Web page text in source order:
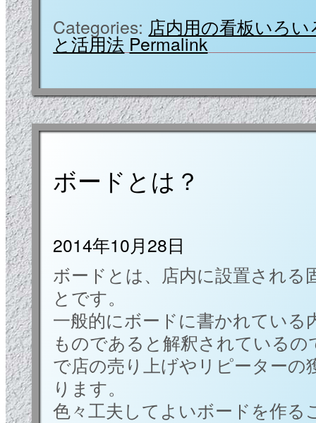
Categories: 店内用の看板いろい
と活用法 Permalink
ボードとは？
2014年10月28日
ボードとは、店内に設置される
とです。
一般的にボードに書かれている
ものであると解釈されている
で店の売り上げやリピーター
ります。
色々工夫してよいボードを作る